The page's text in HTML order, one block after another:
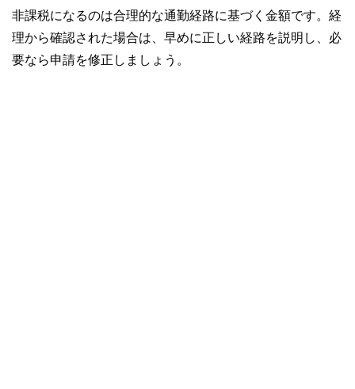
非課税になるのは合理的な通勤経路に基づく金額です。経
理から確認された場合は、早めに正しい経路を説明し、必
要なら申請を修正しましょう。